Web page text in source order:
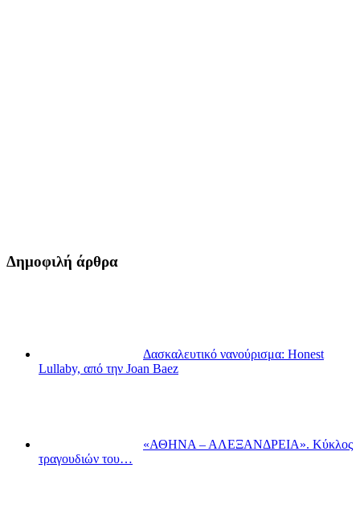
Δημοφιλή άρθρα
Δασκαλευτικό νανούρισμα: Honest
Lullaby, από την Joan Baez
«ΑΘΗΝΑ – ΑΛΕΞΑΝΔΡΕΙΑ». Κύκλος
τραγουδιών του…